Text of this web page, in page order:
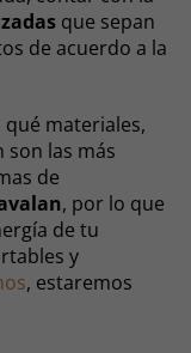
que sepan
de acuerdo a la
qué materiales,
son las más
de
, por lo que
de tu
y
, estaremos